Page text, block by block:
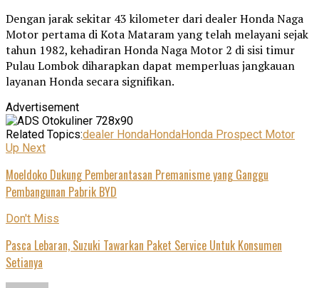
Dengan jarak sekitar 43 kilometer dari dealer Honda Naga
Motor pertama di Kota Mataram yang telah melayani sejak
tahun 1982, kehadiran Honda Naga Motor 2 di sisi timur
Pulau Lombok diharapkan dapat memperluas jangkauan
layanan Honda secara signifikan.
Advertisement
Related Topics:dealer HondaHondaHonda Prospect Motor
Up Next
Moeldoko Dukung Pemberantasan Premanisme yang Ganggu
Pembangunan Pabrik BYD
Don't Miss
Pasca Lebaran, Suzuki Tawarkan Paket Service Untuk Konsumen
Setianya